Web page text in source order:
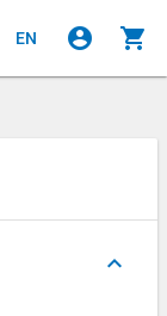
EN account_circle shopping_cart
keyboard_arrow_up